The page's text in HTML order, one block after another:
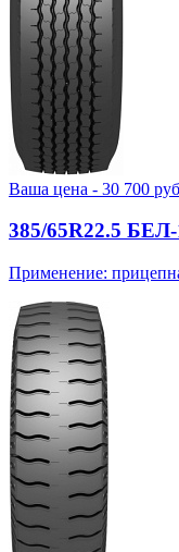
Ваша цена - 30 700 руб
385/65R22.5
Применение: